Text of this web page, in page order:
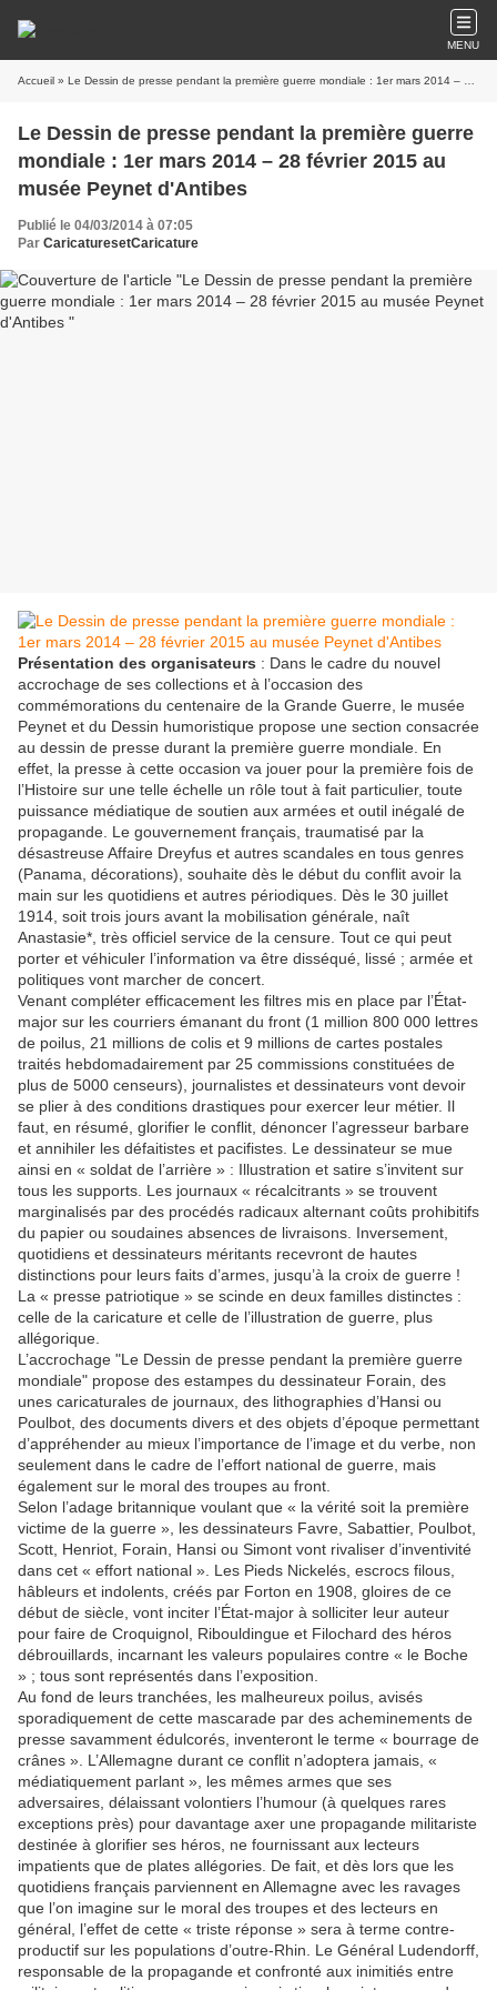
MENU
Accueil » Le Dessin de presse pendant la première guerre mondiale : 1er mars 2014 – 28 février 2015 au musée Peynet d'Antibes
Le Dessin de presse pendant la première guerre
mondiale : 1er mars 2014 – 28 février 2015 au
musée Peynet d'Antibes
Publié le 04/03/2014 à 07:05
Par CaricaturesetCaricature
Présentation des organisateurs : Dans le cadre du nouvel
accrochage de ses collections et à l’occasion des
commémorations du centenaire de la Grande Guerre, le musée
Peynet et du Dessin humoristique propose une section consacrée
au dessin de presse durant la première guerre mondiale. En
effet, la presse à cette occasion va jouer pour la première fois de
l’Histoire sur une telle échelle un rôle tout à fait particulier, toute
puissance médiatique de soutien aux armées et outil inégalé de
propagande. Le gouvernement français, traumatisé par la
désastreuse Affaire Dreyfus et autres scandales en tous genres
(Panama, décorations), souhaite dès le début du conflit avoir la
main sur les quotidiens et autres périodiques. Dès le 30 juillet
1914, soit trois jours avant la mobilisation générale, naît
Anastasie*, très officiel service de la censure. Tout ce qui peut
porter et véhiculer l’information va être disséqué, lissé ; armée et
politiques vont marcher de concert.
Venant compléter efficacement les filtres mis en place par l’État-
major sur les courriers émanant du front (1 million 800 000 lettres
de poilus, 21 millions de colis et 9 millions de cartes postales
traités hebdomadairement par 25 commissions constituées de
plus de 5000 censeurs), journalistes et dessinateurs vont devoir
se plier à des conditions drastiques pour exercer leur métier. Il
faut, en résumé, glorifier le conflit, dénoncer l’agresseur barbare
et annihiler les défaitistes et pacifistes. Le dessinateur se mue
ainsi en « soldat de l’arrière » : Illustration et satire s’invitent sur
tous les supports. Les journaux « récalcitrants » se trouvent
marginalisés par des procédés radicaux alternant coûts prohibitifs
du papier ou soudaines absences de livraisons. Inversement,
quotidiens et dessinateurs méritants recevront de hautes
distinctions pour leurs faits d’armes, jusqu’à la croix de guerre !
La « presse patriotique » se scinde en deux familles distinctes :
celle de la caricature et celle de l’illustration de guerre, plus
allégorique.
L’accrochage "Le Dessin de presse pendant la première guerre
mondiale" propose des estampes du dessinateur Forain, des
unes caricaturales de journaux, des lithographies d’Hansi ou
Poulbot, des documents divers et des objets d’époque permettant
d’appréhender au mieux l’importance de l’image et du verbe, non
seulement dans le cadre de l’effort national de guerre, mais
également sur le moral des troupes au front.
Selon l’adage britannique voulant que « la vérité soit la première
victime de la guerre », les dessinateurs Favre, Sabattier, Poulbot,
Scott, Henriot, Forain, Hansi ou Simont vont rivaliser d’inventivité
dans cet « effort national ». Les Pieds Nickelés, escrocs filous,
hâbleurs et indolents, créés par Forton en 1908, gloires de ce
début de siècle, vont inciter l’État-major à solliciter leur auteur
pour faire de Croquignol, Ribouldingue et Filochard des héros
débrouillards, incarnant les valeurs populaires contre « le Boche
» ; tous sont représentés dans l’exposition.
Au fond de leurs tranchées, les malheureux poilus, avisés
sporadiquement de cette mascarade par des acheminements de
presse savamment édulcorés, inventeront le terme « bourrage de
crânes ». L’Allemagne durant ce conflit n’adoptera jamais, «
médiatiquement parlant », les mêmes armes que ses
adversaires, délaissant volontiers l’humour (à quelques rares
exceptions près) pour davantage axer une propagande militariste
destinée à glorifier ses héros, ne fournissant aux lecteurs
impatients que de plates allégories. De fait, et dès lors que les
quotidiens français parviennent en Allemagne avec les ravages
que l’on imagine sur le moral des troupes et des lecteurs en
général, l’effet de cette « triste réponse » sera à terme contre-
productif sur les populations d’outre-Rhin. Le Général Ludendorff,
responsable de la propagande et confronté aux inimitiés entre